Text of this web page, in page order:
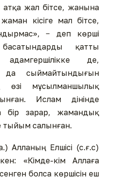
атқа жал бітсе, жанына
кісіге мал бітсе,
− деп көрші
қатты
де,
да сыймайтындығын
өзі мұсылманшылық
Ислам дінінде
бір зарар, жамандық
тыйым салынған.
Алланың Елшісі (с.ғ.с)
«Кімде-кім Аллаға
болса көршісін еш